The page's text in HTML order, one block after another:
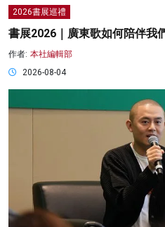
2026書展巡禮
書展2026｜廣東歌如何陪伴我
作者: 本社編輯部
2026-08-04